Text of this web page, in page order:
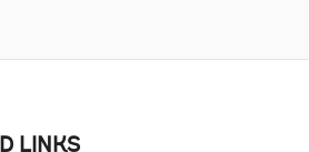
LINKS